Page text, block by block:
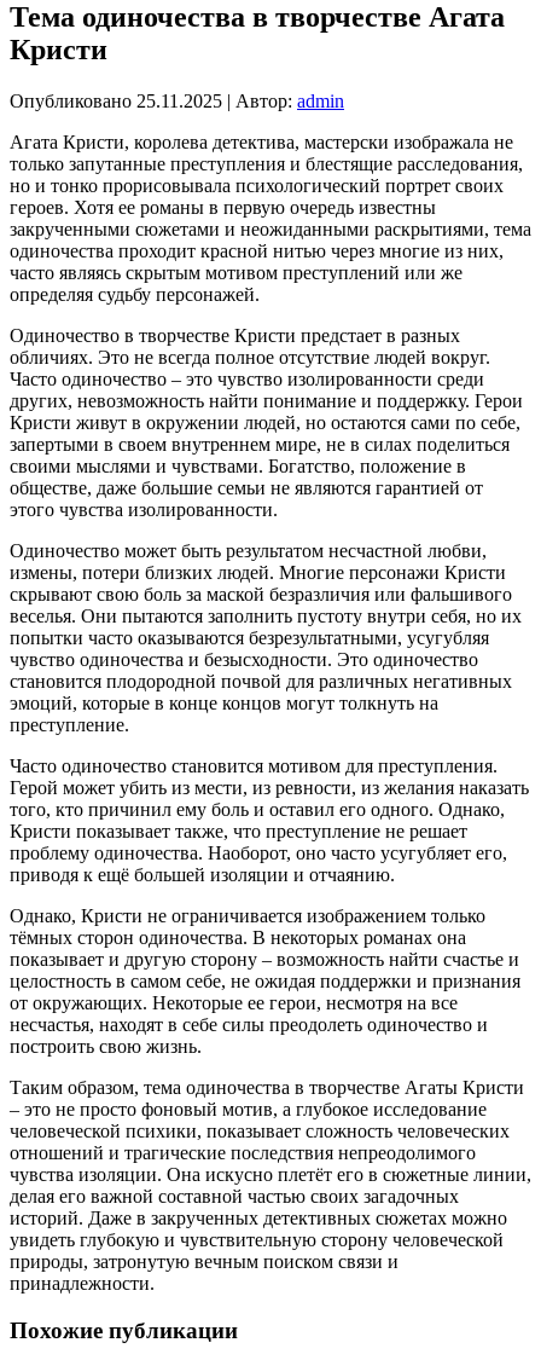
Тема одиночества в творчестве Агата
Кристи
Опубликовано 25.11.2025 | Автор: admin
Агата Кристи, королева детектива, мастерски изображала не
только запутанные преступления и блестящие расследования,
но и тонко прорисовывала психологический портрет своих
героев. Хотя ее романы в первую очередь известны
закрученными сюжетами и неожиданными раскрытиями, тема
одиночества проходит красной нитью через многие из них,
часто являясь скрытым мотивом преступлений или же
определяя судьбу персонажей.
Одиночество в творчестве Кристи предстает в разных
обличиях. Это не всегда полное отсутствие людей вокруг.
Часто одиночество – это чувство изолированности среди
других, невозможность найти понимание и поддержку. Герои
Кристи живут в окружении людей, но остаются сами по себе,
запертыми в своем внутреннем мире, не в силах поделиться
своими мыслями и чувствами. Богатство, положение в
обществе, даже большие семьи не являются гарантией от
этого чувства изолированности.
Одиночество может быть результатом несчастной любви,
измены, потери близких людей. Многие персонажи Кристи
скрывают свою боль за маской безразличия или фальшивого
веселья. Они пытаются заполнить пустоту внутри себя, но их
попытки часто оказываются безрезультатными, усугубляя
чувство одиночества и безысходности. Это одиночество
становится плодородной почвой для различных негативных
эмоций, которые в конце концов могут толкнуть на
преступление.
Часто одиночество становится мотивом для преступления.
Герой может убить из мести, из ревности, из желания наказать
того, кто причинил ему боль и оставил его одного. Однако,
Кристи показывает также, что преступление не решает
проблему одиночества. Наоборот, оно часто усугубляет его,
приводя к ещё большей изоляции и отчаянию.
Однако, Кристи не ограничивается изображением только
тёмных сторон одиночества. В некоторых романах она
показывает и другую сторону – возможность найти счастье и
целостность в самом себе, не ожидая поддержки и признания
от окружающих. Некоторые ее герои, несмотря на все
несчастья, находят в себе силы преодолеть одиночество и
построить свою жизнь.
Таким образом, тема одиночества в творчестве Агаты Кристи
– это не просто фоновый мотив, а глубокое исследование
человеческой психики, показывает сложность человеческих
отношений и трагические последствия непреодолимого
чувства изоляции. Она искусно плетёт его в сюжетные линии,
делая его важной составной частью своих загадочных
историй. Даже в закрученных детективных сюжетах можно
увидеть глубокую и чувствительную сторону человеческой
природы, затронутую вечным поиском связи и
принадлежности.
Похожие публикации